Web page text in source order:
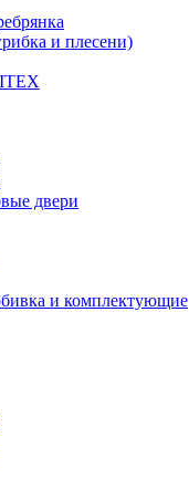
и плесени)
двери
и комплектующие